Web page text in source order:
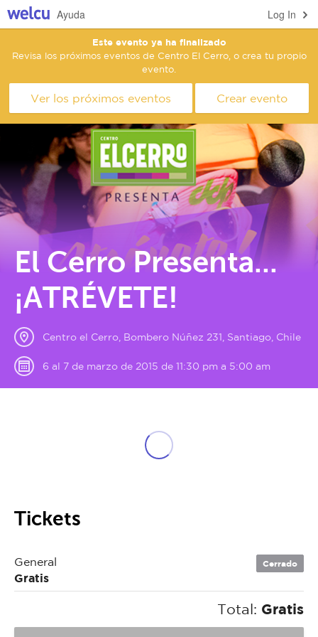
Log In
Ayuda
Este evento ya ha finalizado
Revisa los próximos eventos de Centro El Cerro, o crea tu propio
evento.
Ver los próximos eventos Crear evento
El Cerro Presenta...
¡ATRÉVETE!
Centro el Cerro, Bombero Núñez 231, Santiago, Chile
6 al 7 de marzo de 2015 de 11:30 pm a 5:00 am
Tickets
General
Gratis
Cerrado
Total: Gratis